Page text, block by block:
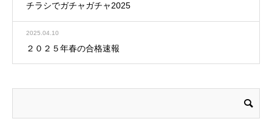
チラシでガチャガチャ2025
2025.04.10
２０２５年春の合格速報